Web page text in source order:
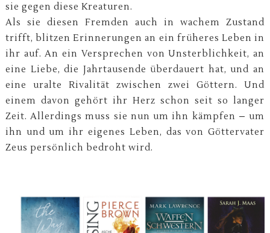
sie gegen diese Kreaturen.
Als sie diesen Fremden auch in wachem Zustand
trifft, blitzen Erinnerungen an ein früheres Leben in
ihr auf. An ein Versprechen von Unsterblichkeit, an
eine Liebe, die Jahrtausende überdauert hat, und an
eine uralte Rivalität zwischen zwei Göttern. Und
einem davon gehört ihr Herz schon seit so langer
Zeit. Allerdings muss sie nun um ihn kämpfen – um
ihn und um ihr eigenes Leben, das von Göttervater
Zeus persönlich bedroht wird.